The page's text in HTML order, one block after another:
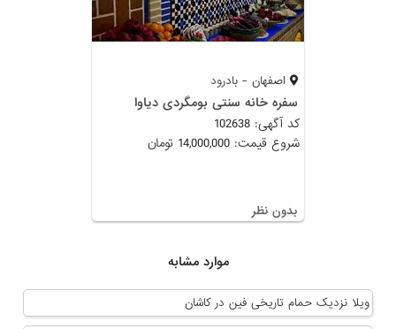
اصفهان - بادرود
سفره خانه سنتی بومگردی دیاوا
کد آگهی: 102638
شروع قیمت: 14,000,000 تومان
بدون نظر
موارد مشابه
ویلا نزدیک حمام تاریخی فین در کاشان